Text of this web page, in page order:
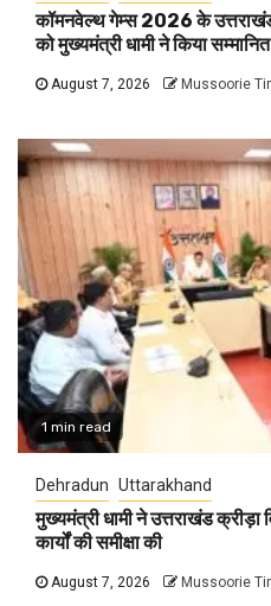
कॉमनवेल्थ गेम्स 2026 के
को मुख्यमंत्री धामी ने किया सम्मानित
August 7, 2026 Mussoorie
1 min read
Dehradun Uttarakhand
मुख्यमंत्री धामी ने उत्तराखंड क्रीड़ा
कार्यों की समीक्षा की
August 7, 2026 Mussoorie